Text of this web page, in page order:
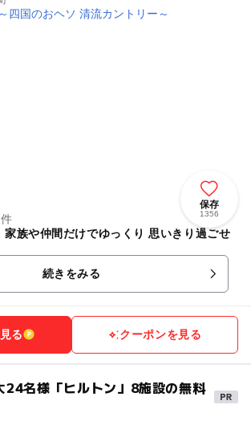
保存
1356
家族や仲間だけでゆっくり 思いきり過ごせ
続きをみる
る クーポンを見る
24名様「ヒルトン」8施設の無料